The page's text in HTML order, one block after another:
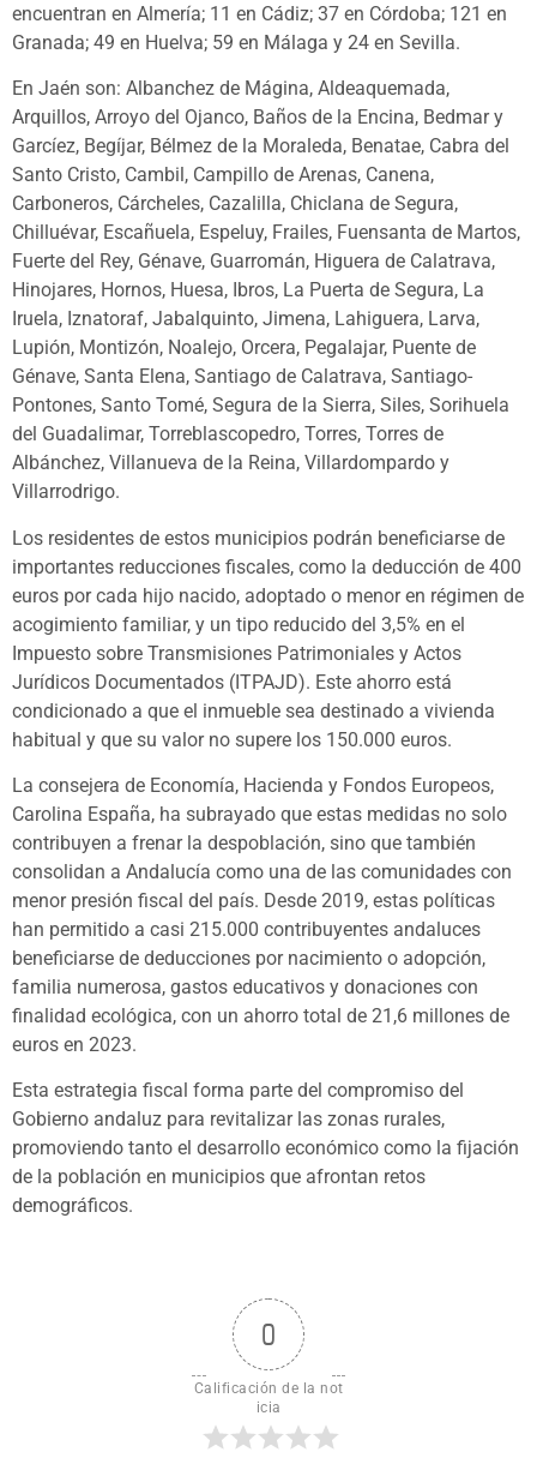
encuentran en Almería; 11 en Cádiz; 37 en Córdoba; 121 en
Granada; 49 en Huelva; 59 en Málaga y 24 en Sevilla.
En Jaén son: Albanchez de Mágina, Aldeaquemada,
Arquillos, Arroyo del Ojanco, Baños de la Encina, Bedmar y
Garcíez, Begíjar, Bélmez de la Moraleda, Benatae, Cabra del
Santo Cristo, Cambil, Campillo de Arenas, Canena,
Carboneros, Cárcheles, Cazalilla, Chiclana de Segura,
Chilluévar, Escañuela, Espeluy, Frailes, Fuensanta de Martos,
Fuerte del Rey, Génave, Guarromán, Higuera de Calatrava,
Hinojares, Hornos, Huesa, Ibros, La Puerta de Segura, La
Iruela, Iznatoraf, Jabalquinto, Jimena, Lahiguera, Larva,
Lupión, Montizón, Noalejo, Orcera, Pegalajar, Puente de
Génave, Santa Elena, Santiago de Calatrava, Santiago-
Pontones, Santo Tomé, Segura de la Sierra, Siles, Sorihuela
del Guadalimar, Torreblascopedro, Torres, Torres de
Albánchez, Villanueva de la Reina, Villardompardo y
Villarrodrigo.
Los residentes de estos municipios podrán beneficiarse de
importantes reducciones fiscales, como la deducción de 400
euros por cada hijo nacido, adoptado o menor en régimen de
acogimiento familiar, y un tipo reducido del 3,5% en el
Impuesto sobre Transmisiones Patrimoniales y Actos
Jurídicos Documentados (ITPAJD). Este ahorro está
condicionado a que el inmueble sea destinado a vivienda
habitual y que su valor no supere los 150.000 euros.
La consejera de Economía, Hacienda y Fondos Europeos,
Carolina España, ha subrayado que estas medidas no solo
contribuyen a frenar la despoblación, sino que también
consolidan a Andalucía como una de las comunidades con
menor presión fiscal del país. Desde 2019, estas políticas
han permitido a casi 215.000 contribuyentes andaluces
beneficiarse de deducciones por nacimiento o adopción,
familia numerosa, gastos educativos y donaciones con
finalidad ecológica, con un ahorro total de 21,6 millones de
euros en 2023.
Esta estrategia fiscal forma parte del compromiso del
Gobierno andaluz para revitalizar las zonas rurales,
promoviendo tanto el desarrollo económico como la fijación
de la población en municipios que afrontan retos
demográficos.
0
Calificación de la not
icia